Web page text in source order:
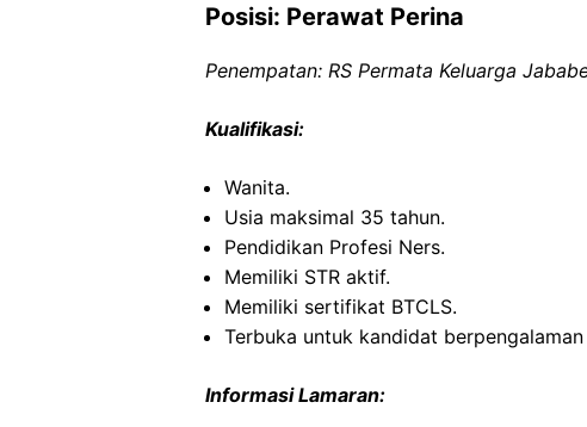
Posisi: Perawat Perina
Penempatan: RS Permata Keluarga
Kualifikasi:
Wanita.
Usia maksimal 35 tahun.
Pendidikan Profesi Ners.
Memiliki STR aktif.
Memiliki sertifikat BTCLS.
Terbuka untuk kandidat
Informasi Lamaran: